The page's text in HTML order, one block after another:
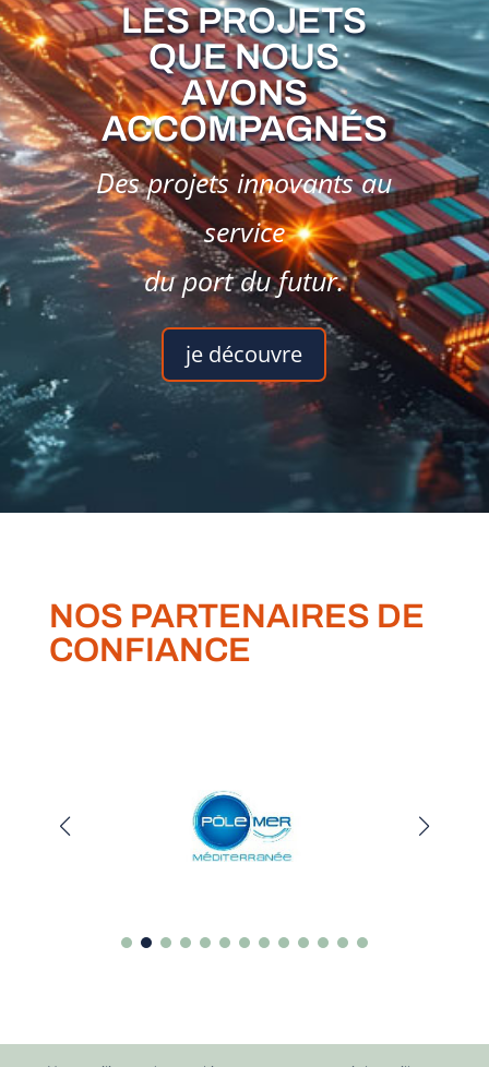
LES PROJETS
QUE NOUS
AVONS
ACCOMPAGNÉS
Des projets innovants au
service
du port du futur.
je découvre
NOS PARTENAIRES DE
CONFIANCE